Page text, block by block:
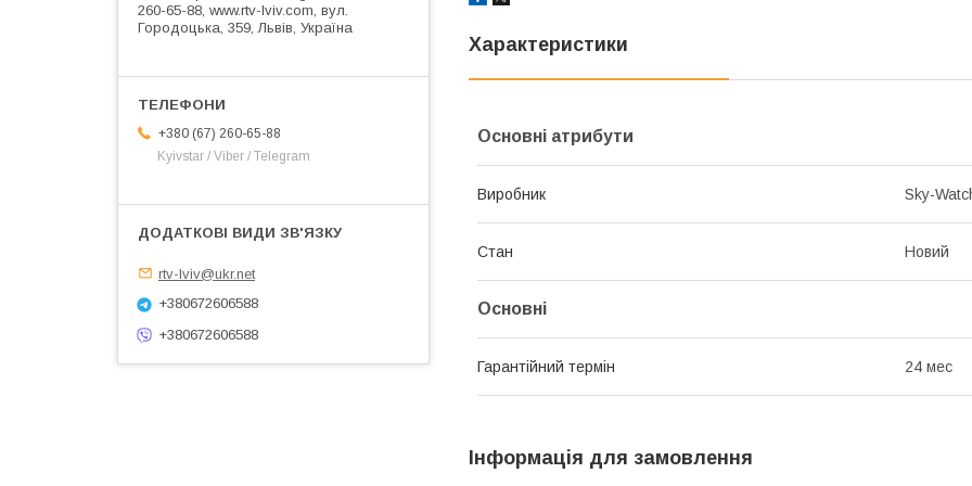
Характеристики
Основні атрибути
Виробник Sky-
Стан Новий
Основні
Гарантійний термін 24 мес
Інформація для замовлення
260-65-88, www.rtv-lviv.com, вул.
Городоцька, 359, Львів, Україна
+380 (67) 260-65-88
Kyivstar / Viber / Telegram
rtv-lviv@ukr.net
+380672606588
+380672606588